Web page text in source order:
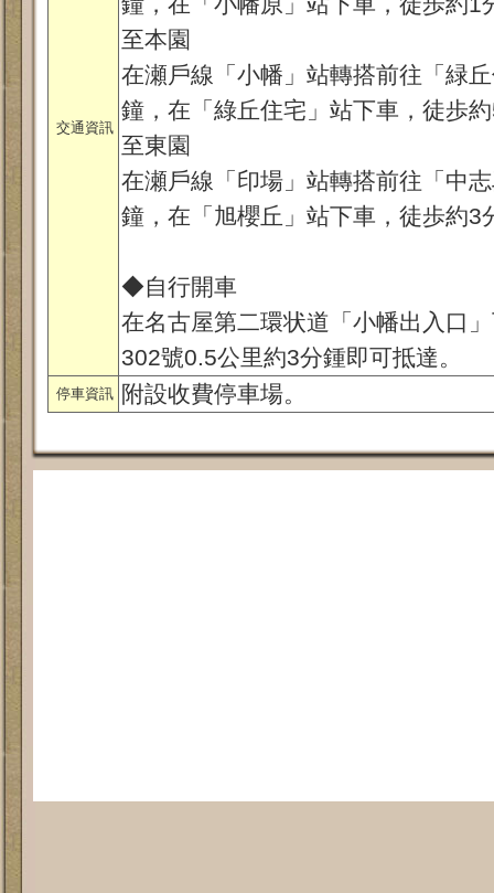
交通資訊
至本園
在瀬戶線「小幡」站轉搭前往「緑
鐘，在「綠丘住宅」站下車，徒歩
至東園
在瀬戶線「印場」站轉搭前往「中
鐘，在「旭櫻丘」站下車，徒歩約3
◆自行開車
在名古屋第二環状道「小幡出入口
302號0.5公里約3分鍾即可抵達。
停車資訊 附設收費停車場。